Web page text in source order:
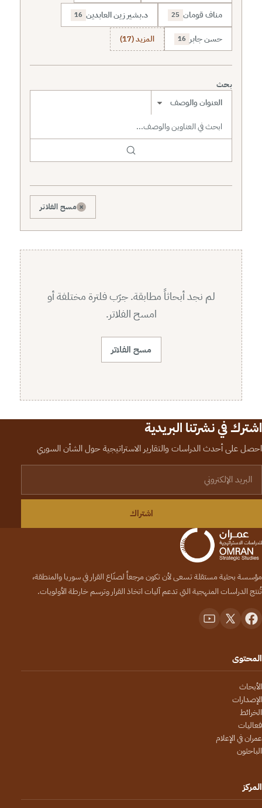
مناف قومان 25 د.بشير زين العابدين 16
حسن جابر 16 المزيد (17)
بحث
نطاق البحث
× مسح الفلاتر
لم نجد أبحاثاً مطابقة. جرّب فلترة مختلفة أو
امسح الفلاتر.
مسح الفلاتر
اشترك في نشرتنا البريدية
احصل على أحدث الدراسات والتقارير الاستراتيجية حول الشأن السوري
اشتراك
مؤسسة بحثية مستقلة تسعى لأن تكون مرجعاً لصنّاع القرار في سوريا والمنطقة،
تُنتج الدراسات المنهجية التي تدعم آليات اتخاذ القرار وترسم خارطة الأولويات.
المحتوى
الأبحاث
الإصدارات
الخرائط
فعاليات
عمران في الإعلام
الباحثون
المركز